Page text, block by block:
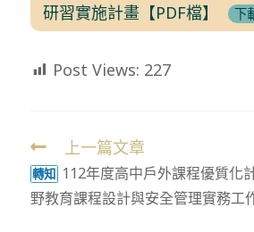
研習實施計畫【PDF檔】
下
Post Views: 227
Read
more
articles
上一篇文章
轉知 112年度高中戶外課程優質化
野教育課程設計與安全管理實務工